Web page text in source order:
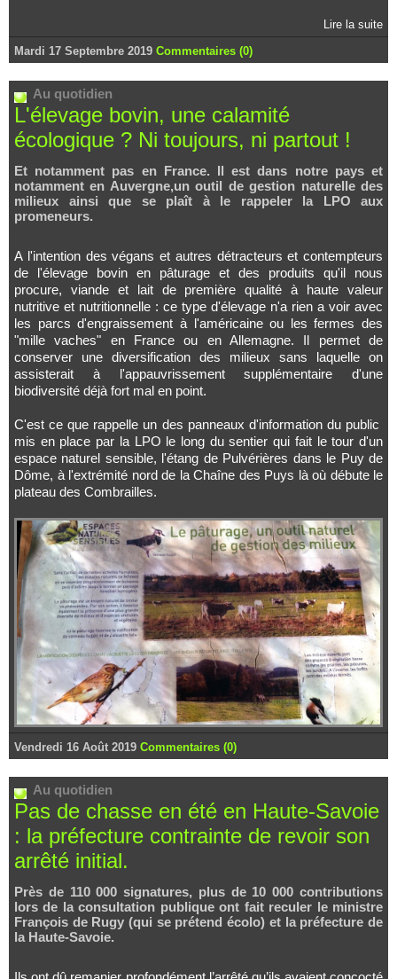
Lire la suite
Mardi 17 Septembre 2019 Commentaires (0)
Au quotidien
L'élevage bovin, une calamité
écologique ? Ni toujours, ni partout !
Et notamment pas en France. Il est dans notre pays et
notamment en Auvergne,un outil de gestion naturelle des
milieux ainsi que se plaît à le rappeler la LPO aux
promeneurs.
A l'intention des végans et autres détracteurs et contempteurs
de l'élevage bovin en pâturage et des produits qu'il nous
procure, viande et lait de première qualité à haute valeur
nutritive et nutritionnelle : ce type d'élevage n'a rien a voir avec
les parcs d'engraissement à l'américaine ou les fermes des
"mille vaches" en France ou en Allemagne. Il permet de
conserver une diversification des milieux sans laquelle on
assisterait à l'appauvrissement supplémentaire d'une
biodiversité déjà fort mal en point.
C'est ce que rappelle un des panneaux d'information du public
mis en place par la LPO le long du sentier qui fait le tour d'un
espace naturel sensible, l'étang de Pulvérières dans le Puy de
Dôme, à l'extrémité nord de la Chaîne des Puys là où débute le
plateau des Combrailles.
Vendredi 16 Août 2019 Commentaires (0)
Au quotidien
Pas de chasse en été en Haute-Savoie
: la préfecture contrainte de revoir son
arrêté initial.
Près de 110 000 signatures, plus de 10 000 contributions
lors de la consultation publique ont fait reculer le ministre
François de Rugy (qui se prétend écolo) et la préfecture de
la Haute-Savoie.